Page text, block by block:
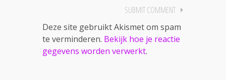
Deze site gebruikt Akismet om spam
te verminderen. Bekijk hoe je reactie
gegevens worden verwerkt.